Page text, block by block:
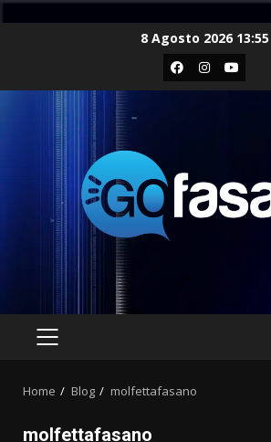
8 Agosto 2026 13:55
Facebook
Instagram
Youtube
PRIMARY
Home Blog molfettafasano
molfettafasano